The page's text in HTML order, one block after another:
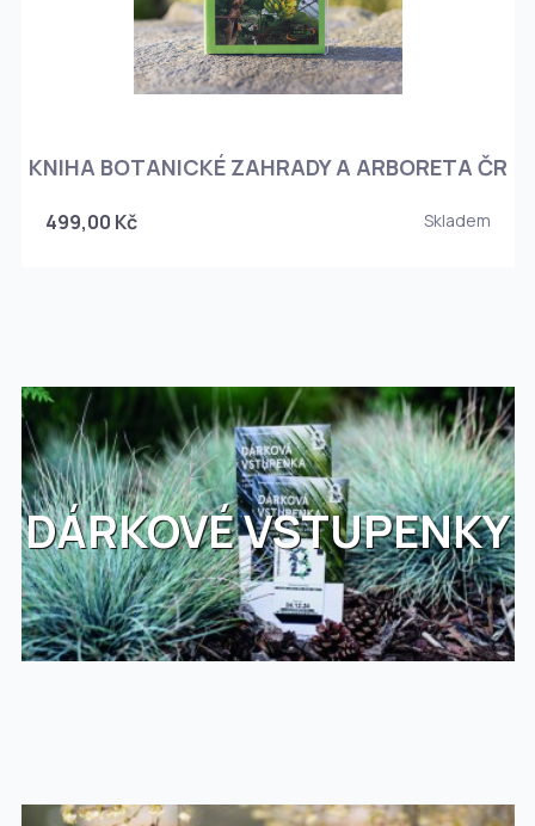
KNIHA BOTANICKÉ ZAHRADY A ARBORETA ČR
499,00 Kč Skladem
DÁRKOVÉ VSTUPENKY